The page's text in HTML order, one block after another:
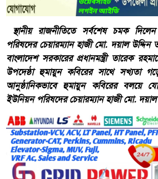
স্থানীয় রাজনীতিতে সর্বশেষ চমক
পরিষদের চেয়ারম্যান হাজী মো. দয়াল উদ্দিন
বাংলাদেশ সরকারের প্রধানমন্ত্রী তারেক
উপদেষ্ঠা হুমায়ুন কবিরের সাথে সখ্যতা
আনুষ্ঠানিকভাবে হুমায়ুন কবিরের বলয়ে
ইউনিয়ন পরিষদের চেয়ারম্যান হাজী মো.